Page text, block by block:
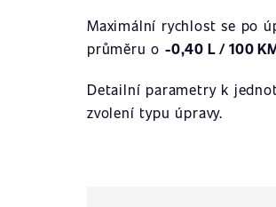
Maximální rychlost se po
průměru o-0,40 L / 100
Detailní parametry k
zvolení typu úpravy.